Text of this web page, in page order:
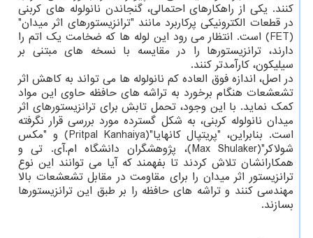
کنند. یکی از راهکارهای احتمالی، گنجاندن نانولوله های کربنی
در قطعات الکترونیکی پرکاربرد مانند "ترانزیستورهای اثر میدان"
(FET) است. انتظار می رود این لوله ها که ضخامت یک اتم را
دارند، ترانزیستورها را در مقایسه با نسخه های مبتنی بر
سیلیکون، کارآمدتر کنند.
در اصل، اندازه فوق العاده کم نانولوله ها می تواند به کاهش اثر
تشعشعات هنگام برخورد به تراشه های حافظه حاوی این مواد
کمک نماید. با این وجود، تحمل تابش برای ترانزیستورهای اثر
میدان نانولوله کربنی، به شکل گسترده مورد بررسی قرار نگرفته
است. بنابراین، "پریتپال کانهایا"(Pritpal Kanhaiya) و "مکس
شولاکر"(Max Shulaker)، پژوهشگران دانشگاه ام.آی. تی و
همکارانشان تلاش کردند تا بفهمند که آیا می توانند این نوع
ترانزیستور اثر میدان را برای مقاومت در مقابل تشعشعات بالا
مهندسی کنند و تراشه های حافظه را بر طبق این ترانزیستورها
بسازند.